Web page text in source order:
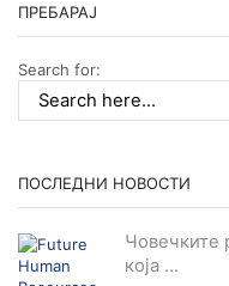
ПРЕБАРАЈ
Search for:
ПОСЛЕДНИ НОВОСТИ
Човечките
која ...